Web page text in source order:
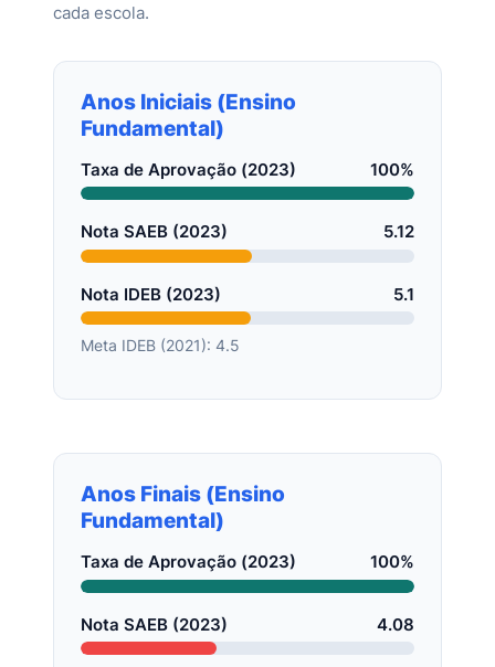
cada escola.
Anos Iniciais (Ensino
Fundamental)
Taxa de Aprovação (2023) 100%
Nota SAEB (2023) 5.12
Nota IDEB (2023) 5.1
Meta IDEB (2021): 4.5
Anos Finais (Ensino
Fundamental)
Taxa de Aprovação (2023) 100%
Nota SAEB (2023) 4.08